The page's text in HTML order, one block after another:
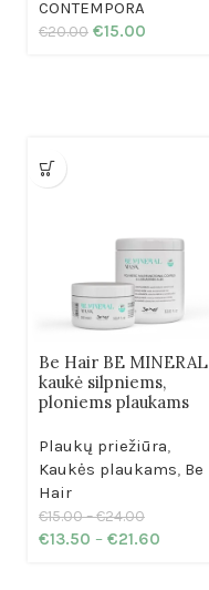
CONTEMPORA
€20.00 €15.00
Be Hair BE MINERAL
kaukė silpniems,
ploniems plaukams
Plaukų priežiūra,
Kaukės plaukams, Be
Hair
€15.00 – €24.00
€13.50 – €21.60